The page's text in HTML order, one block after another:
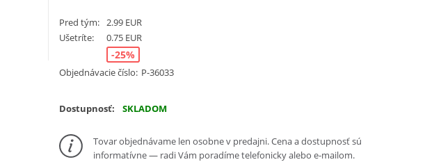
Pred tým: 2.99 EUR
Ušetríte:
0.75 EUR
-25%
Objednávacie číslo: P-36033
Dostupnosť: SKLADOM
Tovar objednávame len osobne v predajni. Cena a dostupnosť sú
informatívne — radi Vám poradíme telefonicky alebo e-mailom.